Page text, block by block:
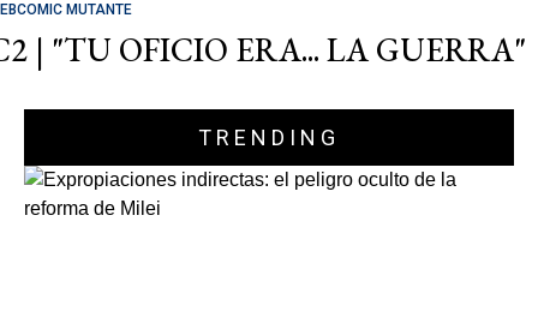
MUTANTE
| "TU OFICIO ERA... LA GUERRA"
TRENDING